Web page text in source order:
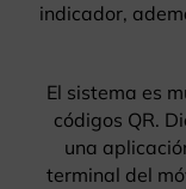
indicador,
El sistema es
códigos QR.
una
terminal del